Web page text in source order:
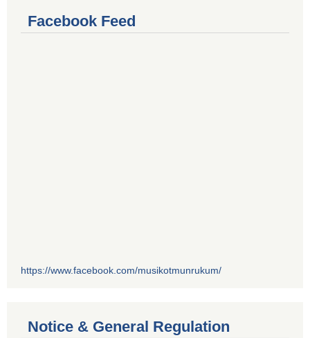
Facebook Feed
https://www.facebook.com/musikotmunrukum/
Notice & General Regulation